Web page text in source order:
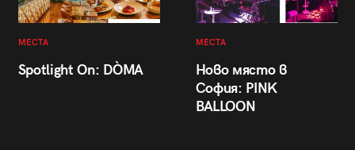
МЕСТА
Spotlight On: DÒMA
МЕСТА
Ново място в
София: PINK
BALLOON